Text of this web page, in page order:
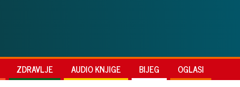
ZDRAVLJE AUDIO KNJIGE BIJEG OGLASI